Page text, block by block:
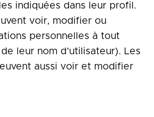
indiquées dans leur profil.
voir, modifier ou
personnelles à tout
leur nom d’utilisateur). Les
aussi voir et modifier